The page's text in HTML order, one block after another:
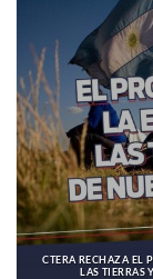
CTERA RECHAZA EL
LAS TIERRAS